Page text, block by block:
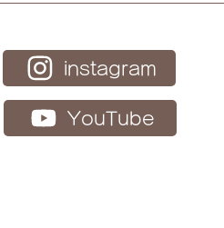
instagram
YouTube